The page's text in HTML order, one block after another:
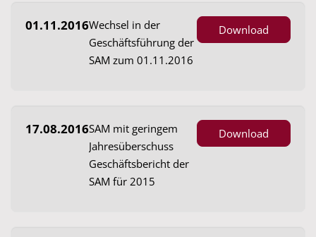
01.11.2016Wechsel in der
Geschäftsführung der
SAM zum 01.11.2016
Download
17.08.2016SAM mit geringem
Jahresüberschuss
Geschäftsbericht der
SAM für 2015
Download